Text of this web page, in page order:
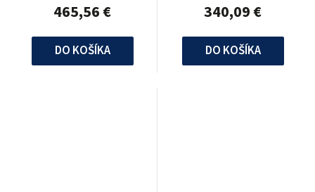
465,56 €
DO KOŠÍKA
340,09 €
DO KOŠÍKA